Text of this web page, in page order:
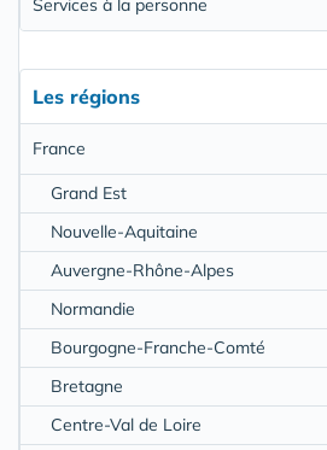
Services à la personne
Les régions
France
Grand Est
Nouvelle-Aquitaine
Auvergne-Rhône-Alpes
Normandie
Bourgogne-Franche-Comté
Bretagne
Centre-Val de Loire